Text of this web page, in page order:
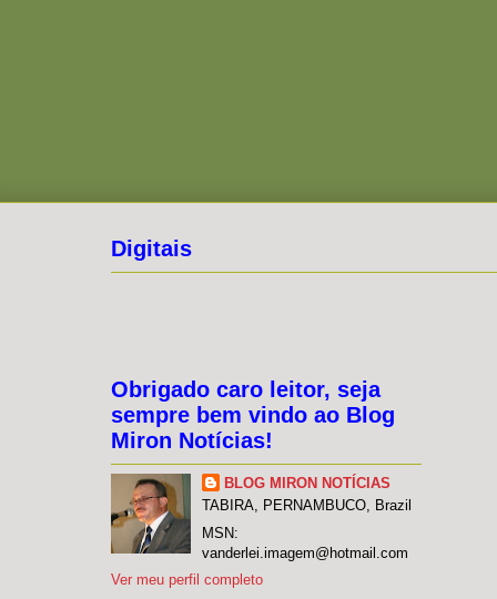
Digitais
Obrigado caro leitor, seja
sempre bem vindo ao Blog
Miron Notícias!
BLOG MIRON NOTÍCIAS
TABIRA, PERNAMBUCO, Brazil
MSN:
vanderlei.imagem@hotmail.com
Ver meu perfil completo